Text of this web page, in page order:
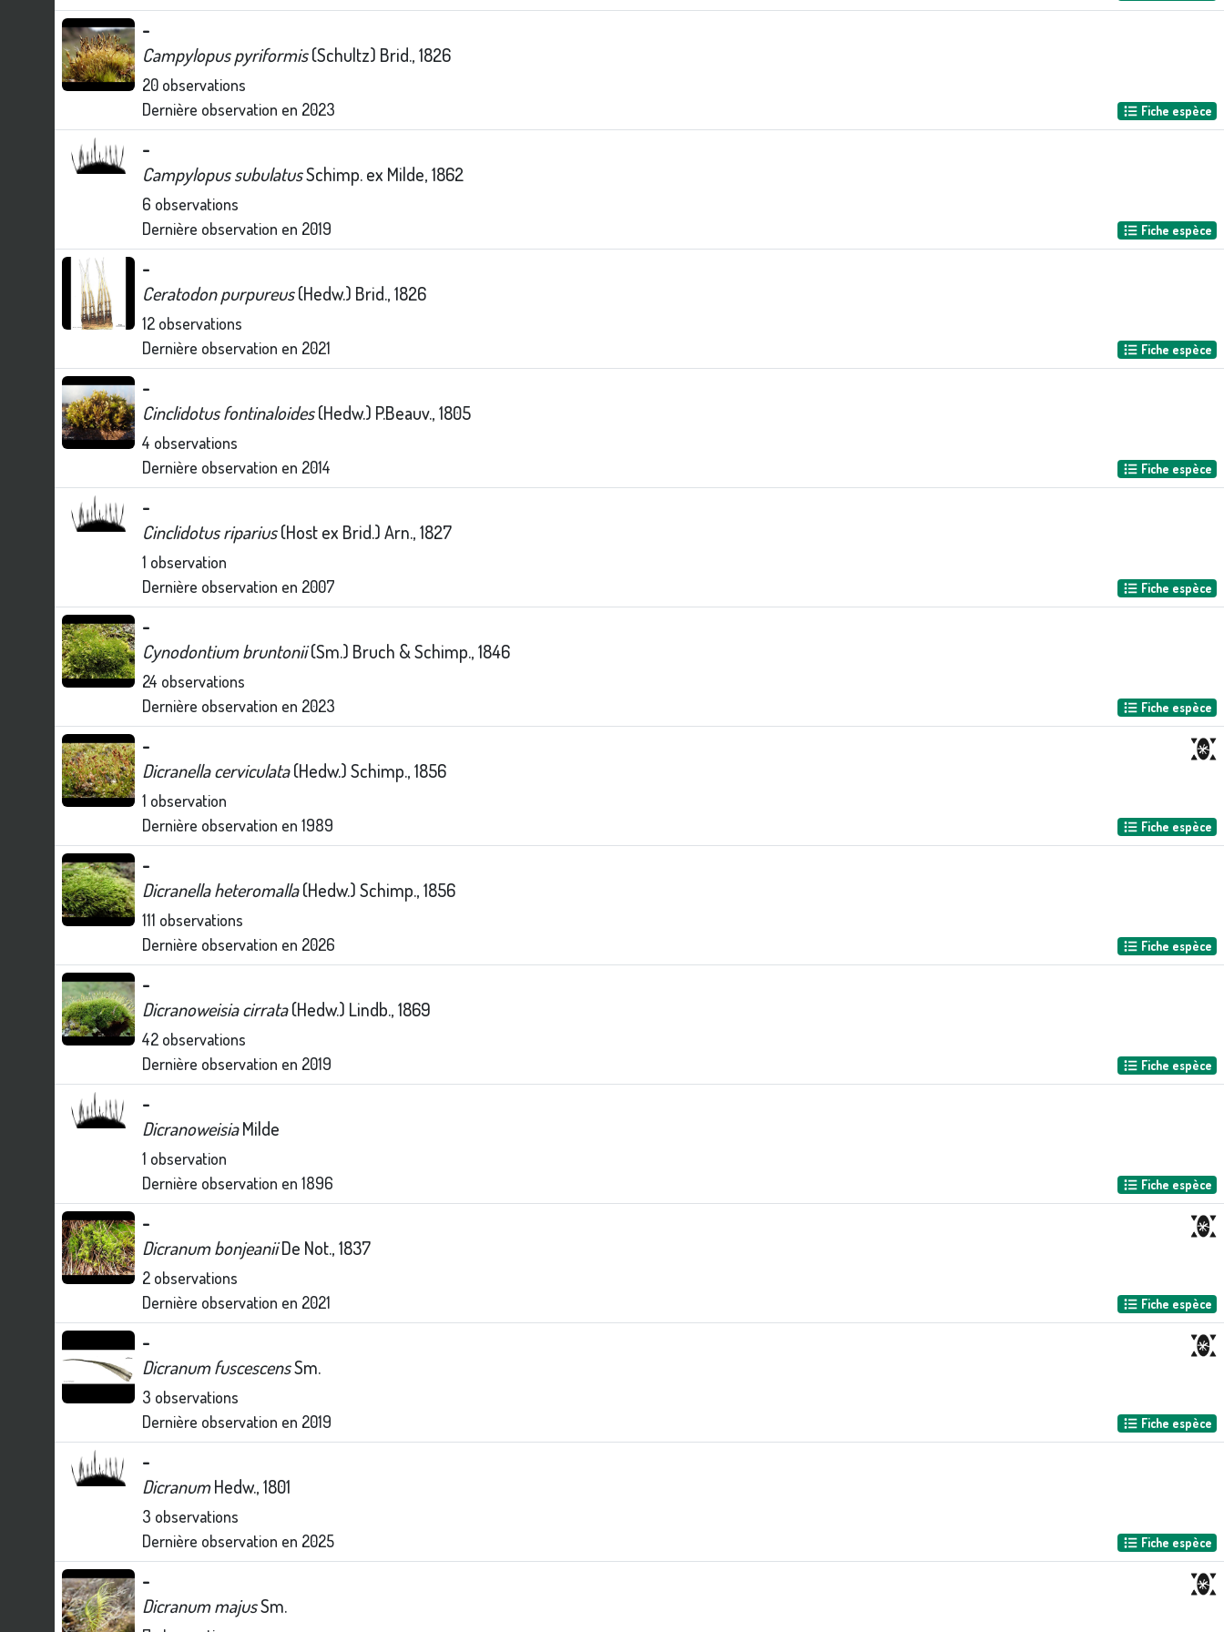
-
Campylopus pyriformis(Schultz) Brid., 1826
20 observations
Dernière observation en 2023 Fiche espèce
-
Campylopus subulatusSchimp. ex Milde, 1862
6 observations
Dernière observation en 2019 Fiche espèce
-
Ceratodon purpureus(Hedw.) Brid., 1826
12 observations
Dernière observation en 2021 Fiche espèce
-
Cinclidotus fontinaloides(Hedw.) P.Beauv., 1805
4 observations
Dernière observation en 2014 Fiche espèce
-
Cinclidotus riparius(Host ex Brid.) Arn., 1827
1 observation
Dernière observation en 2007 Fiche espèce
-
Cynodontium bruntonii(Sm.) Bruch & Schimp., 1846
24 observations
Dernière observation en 2023 Fiche espèce
-
Dicranella cerviculata(Hedw.) Schimp., 1856
1 observation
Dernière observation en 1989 Fiche espèce
-
Dicranella heteromalla(Hedw.) Schimp., 1856
111 observations
Dernière observation en 2026 Fiche espèce
-
Dicranoweisia cirrata(Hedw.) Lindb., 1869
42 observations
Dernière observation en 2019 Fiche espèce
-
DicranoweisiaMilde
1 observation
Dernière observation en 1896 Fiche espèce
-
Dicranum bonjeaniiDe Not., 1837
2 observations
Dernière observation en 2021 Fiche espèce
-
Dicranum fuscescensSm.
3 observations
Dernière observation en 2019 Fiche espèce
-
DicranumHedw., 1801
3 observations
Dernière observation en 2025 Fiche espèce
-
Dicranum majusSm.